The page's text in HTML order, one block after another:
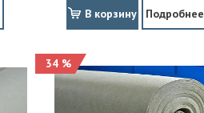
В корзину Подробнее
34 %